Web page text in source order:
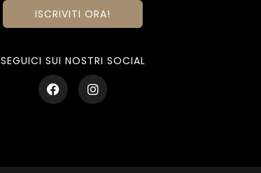
ISCRIVITI ORA!
SEGUICI SUI NOSTRI SOCIAL